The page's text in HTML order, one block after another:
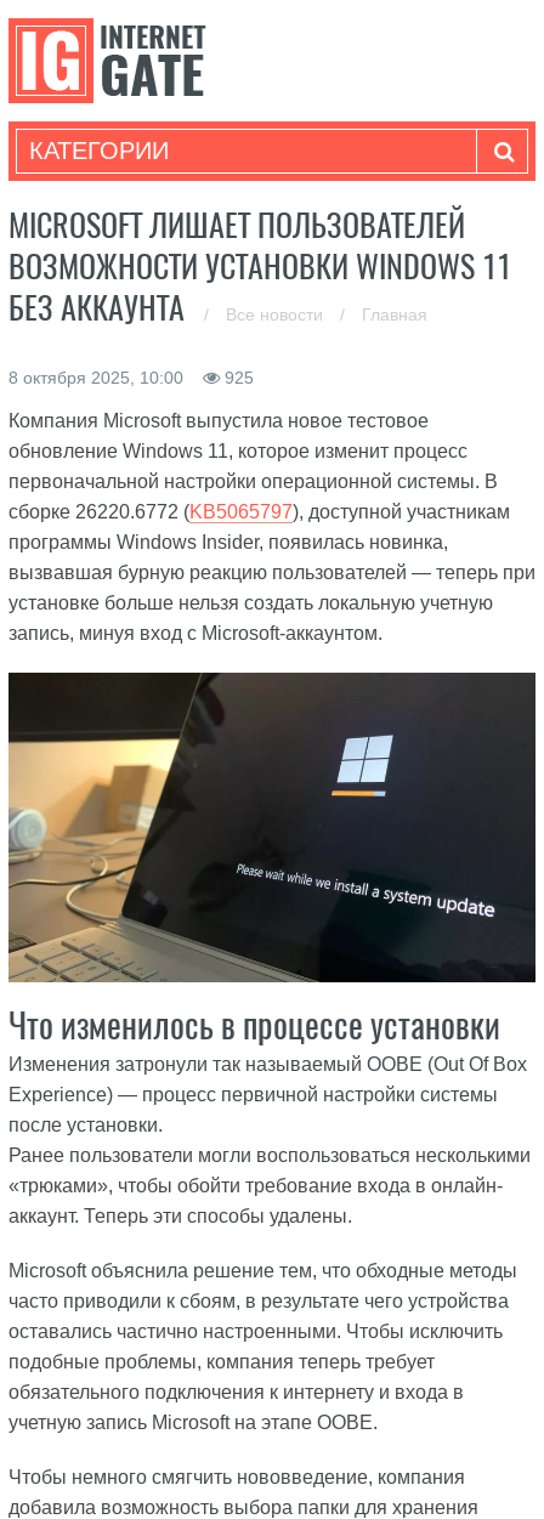
КАТЕГОРИИ
MICROSOFT ЛИШАЕТ ПОЛЬЗОВАТЕЛЕЙ
ВОЗМОЖНОСТИ УСТАНОВКИ WINDOWS 11
БЕЗ АККАУНТА
/ Все новости / Главная
8 октября 2025, 10:00 925
Компания Microsoft выпустила новое тестовое
обновление Windows 11, которое изменит процесс
первоначальной настройки операционной системы. В
сборке 26220.6772 (KB5065797), доступной участникам
программы Windows Insider, появилась новинка,
вызвавшая бурную реакцию пользователей — теперь при
установке больше нельзя создать локальную учетную
запись, минуя вход с Microsoft-аккаунтом.
Что изменилось в процессе установки
Изменения затронули так называемый OOBE (Out Of Box
Experience) — процесс первичной настройки системы
после установки.
Ранее пользователи могли воспользоваться несколькими
«трюками», чтобы обойти требование входа в онлайн-
аккаунт. Теперь эти способы удалены.
Microsoft объяснила решение тем, что обходные методы
часто приводили к сбоям, в результате чего устройства
оставались частично настроенными. Чтобы исключить
подобные проблемы, компания теперь требует
обязательного подключения к интернету и входа в
учетную запись Microsoft на этапе OOBE.
Чтобы немного смягчить нововведение, компания
добавила возможность выбора папки для хранения